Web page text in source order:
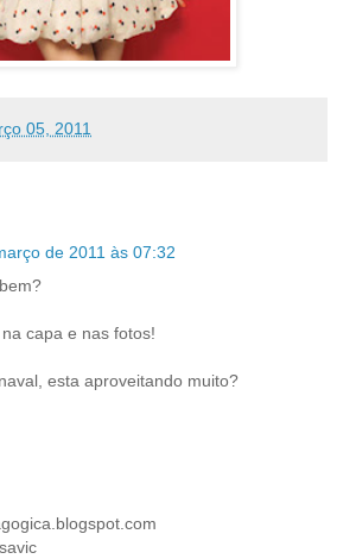
05, 2011
de 2011 às 07:32
capa e nas fotos!
esta aproveitando muito?